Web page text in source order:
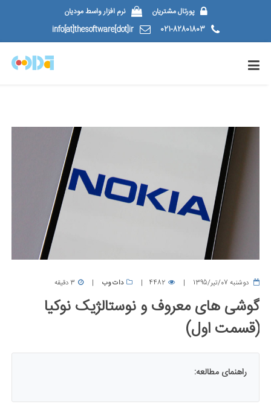
پورتال مشتریان
نرم افزار واسط مودیان
021-82801803
info[at]thesoftware[dot]ir
دوشنبه 07/تیر/1395 4482 دات وب 3 دقیقه
گوشی های معروف و نوستالژیک نوکیا
(قسمت اول)
راهنمای مطالعه: